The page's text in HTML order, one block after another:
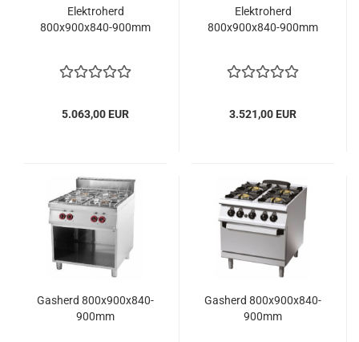
Elektroherd
800x900x840-900mm
5.063,00 EUR
Elektroherd
800x900x840-900mm
3.521,00 EUR
Gasherd 800x900x840-
900mm
Gasherd 800x900x840-
900mm